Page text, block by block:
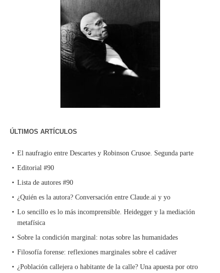
ÚLTIMOS ARTÍCULOS
El naufragio entre Descartes y Robinson Crusoe. Segunda parte
Editorial #90
Lista de autores #90
¿Quién es la autora? Conversación entre Claude.ai y yo
Lo sencillo es lo más incomprensible. Heidegger y la mediación
metafísica
Sobre la condición marginal: notas sobre las humanidades
Filosofía forense: reflexiones marginales sobre el cadáver
¿Población callejera o habitante de la calle? Una apuesta por otro